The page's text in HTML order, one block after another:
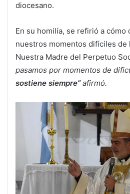
diocesano.
En su homilía, se refirió a cómo
nuestros momentos difíciles de
Nuestra Madre del Perpetuo
pasamos por momentos de
sostiene siempre”afirmó.